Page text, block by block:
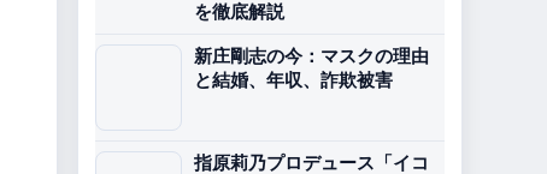
を徹底解説
新庄剛志の今：マスクの理由
と結婚、年収、詐欺被害
指原莉乃プロデュース「イコ